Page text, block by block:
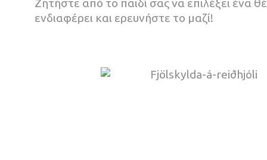
Ζητήστε από το παιδί σας να επιλέξει ένα
ενδιαφέρει και ερευνήστε το μαζί!